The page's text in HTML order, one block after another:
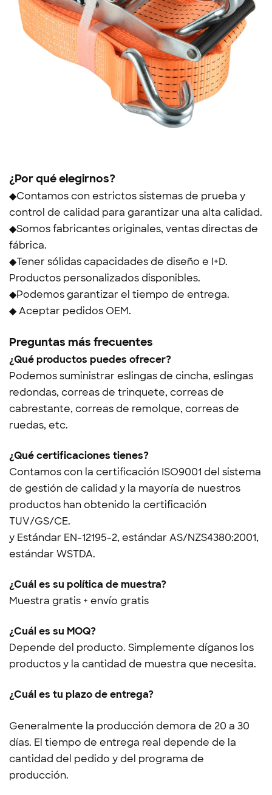
¿Por qué elegirnos?
◆Contamos con estrictos sistemas de prueba y
control de calidad para garantizar una alta calidad.
◆Somos fabricantes originales, ventas directas de
fábrica.
◆Tener sólidas capacidades de diseño e I+D.
Productos personalizados disponibles.
◆Podemos garantizar el tiempo de entrega.
◆ Aceptar pedidos OEM.
Preguntas más frecuentes
¿Qué productos puedes ofrecer?
Podemos suministrar eslingas de cincha, eslingas
redondas, correas de trinquete, correas de
cabrestante, correas de remolque, correas de
ruedas, etc.
¿Qué certificaciones tienes?
Contamos con la certificación ISO9001 del sistema
de gestión de calidad y la mayoría de nuestros
productos han obtenido la certificación
TUV/GS/CE.
y Estándar EN-12195-2, estándar AS/NZS4380:2001,
estándar WSTDA.
¿Cuál es su política de muestra?
Muestra gratis + envío gratis
¿Cuál es su MOQ?
Depende del producto. Simplemente díganos los
productos y la cantidad de muestra que necesita.
¿Cuál es tu plazo de entrega?
Generalmente la producción demora de 20 a 30
días. El tiempo de entrega real depende de la
cantidad del pedido y del programa de
producción.